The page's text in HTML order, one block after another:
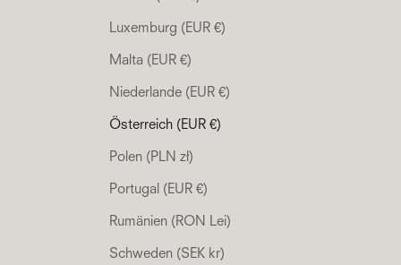
Luxemburg (EUR €)
Malta (EUR €)
Niederlande (EUR €)
Österreich (EUR €)
Polen (PLN zł)
Portugal (EUR €)
Rumänien (RON Lei)
Schweden (SEK kr)